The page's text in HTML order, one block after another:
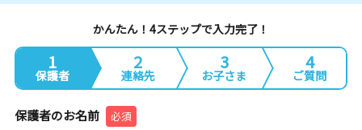
かんたん！4ステップで入力完了！
1
保護者
2
連絡先
3
お子さま
4
ご質問
保護者のお名前 必須